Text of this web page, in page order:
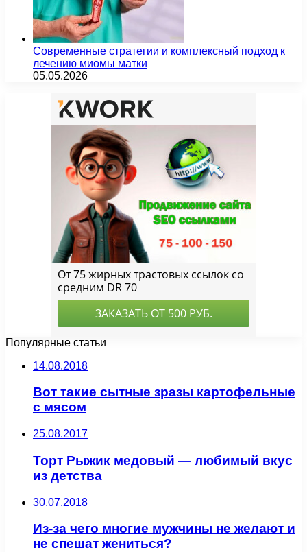
Современные стратегии и комплексный подход к
лечению миомы матки
05.05.2026
Популярные статьи
14.08.2018
Вот такие сытные зразы картофельные
с мясом
25.08.2017
Торт Рыжик медовый — любимый вкус
из детства
30.07.2018
Из-за чего многие мужчины не желают и
не спешат жениться?